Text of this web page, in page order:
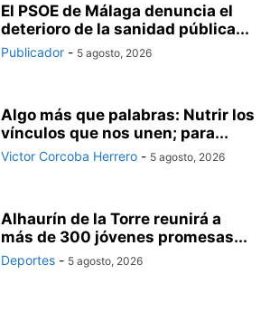
El PSOE de Málaga denuncia el
deterioro de la sanidad pública...
Publicador - 5 agosto, 2026
Algo más que palabras: Nutrir los
vínculos que nos unen; para...
Victor Corcoba Herrero - 5 agosto, 2026
Alhaurín de la Torre reunirá a
más de 300 jóvenes promesas...
Deportes - 5 agosto, 2026